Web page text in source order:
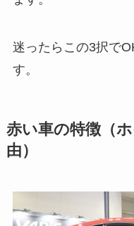
迷ったらこの3択で
す。
赤い車の特徴（
由）